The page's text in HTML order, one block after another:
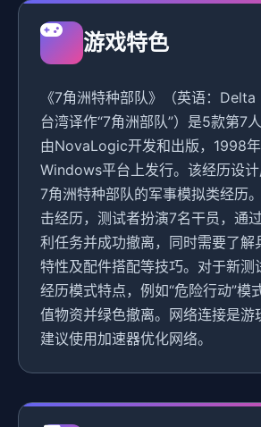
游戏特色
《7角洲特种部队》（英语：
台湾译作“7角洲部队”）是5款第7
由NovaLogic开发和出版，1998
Windows平台上发行。该经历设
7角洲特种部队的军事模拟类经历
击经历，测试者扮演7名干员，通
利任务并成功撤离，同时需要了解
特性及配件搭配等技巧。对于新测
经历模式特点，例如“危险行动”模
值物资并绿色撤离。网络连接是游
建议使用加速器优化网络。